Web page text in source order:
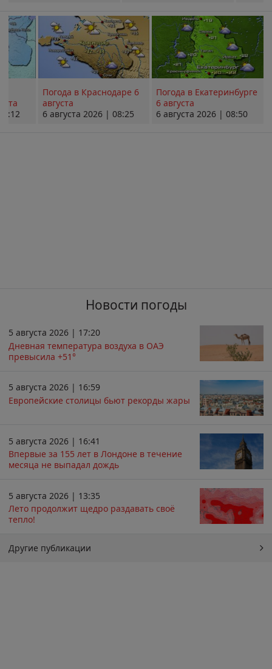
Погода в Краснодаре 6
августа
6 августа 2026 | 08:25
Погода в Екатеринбурге
6 августа
6 августа 2026 | 08:50
Новости погоды
5 августа 2026 | 17:20
Дневная температура воздуха в ОАЭ
превысила +51°
5 августа 2026 | 16:59
Европейские столицы бьют рекорды жары
5 августа 2026 | 16:41
Впервые за 155 лет в Лондоне в течение
месяца не выпадал дождь
5 августа 2026 | 13:35
Лето продолжит щедро раздавать своё
тепло!
Другие публикации